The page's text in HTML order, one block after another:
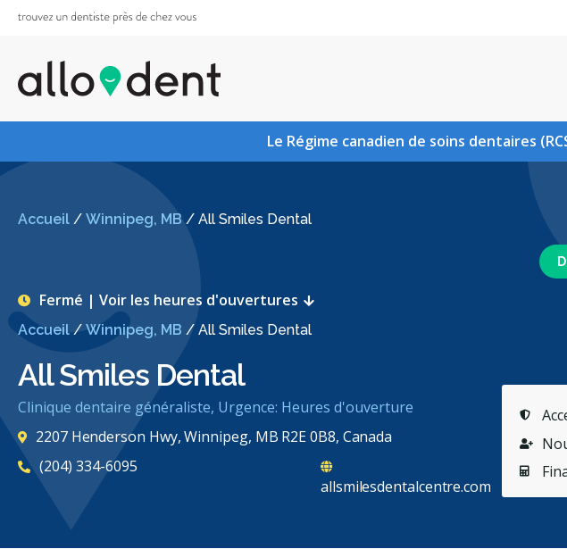
Le Régime canadien de soins dentaires
Accueil / Winnipeg, MB/ All Smiles Dental
Accueil/Winnipeg, MB / All Smiles Dental
All Smiles Dental
Clinique dentaire généraliste, Urgence: Heures d'ouverture
Fermé | Voir les heures d'ouvertures
2207 Henderson Hwy, Winnipeg, MB R2E 0B8, Canada
(204) 334-6095
allsmilesdentalcentre.com